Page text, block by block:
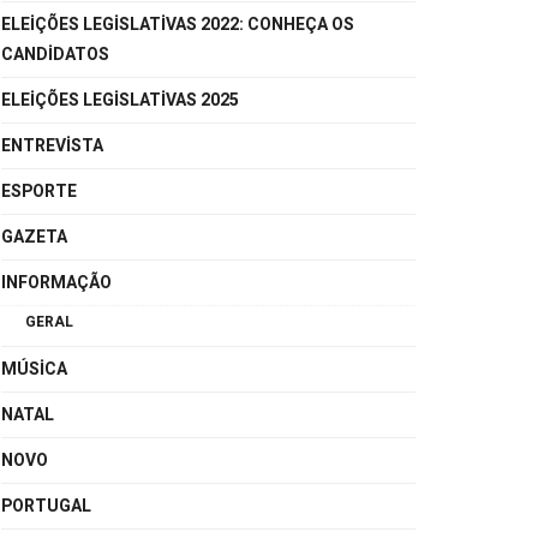
ELEIÇÕES LEGISLATIVAS 2022: CONHEÇA OS
CANDIDATOS
ELEIÇÕES LEGISLATIVAS 2025
ENTREVISTA
ESPORTE
GAZETA
INFORMAÇÃO
GERAL
MÚSICA
NATAL
NOVO
PORTUGAL